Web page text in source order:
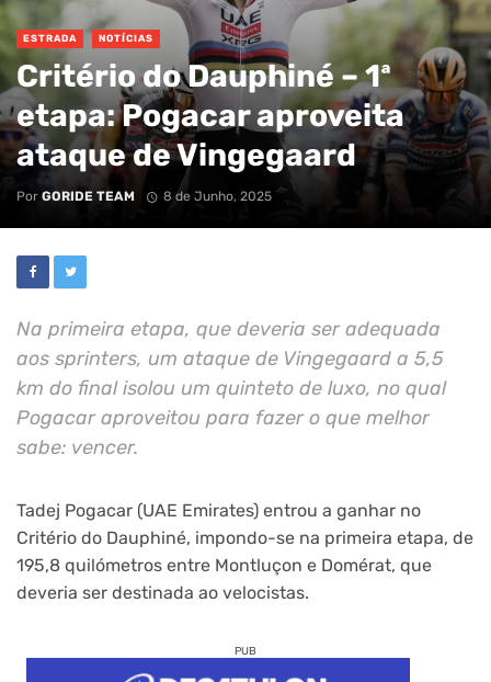
ESTRADA NOTÍCIAS
Critério do Dauphiné – 1ª
etapa: Pogacar aproveita
ataque de Vingegaard
Por GORIDE TEAM 8 de Junho, 2025
Na primeira etapa, que deveria ser adequada
aos sprinters, um ataque de Vingegaard a 5,5
km do final isolou um quinteto de luxo, no qual
Pogacar aproveitou para fazer o que melhor
sabe: vencer.
Tadej Pogacar (UAE Emirates) entrou a ganhar no
Critério do Dauphiné, impondo-se na primeira etapa, de
195,8 quilómetros entre Montluçon e Domérat, que
deveria ser destinada ao velocistas.
PUB